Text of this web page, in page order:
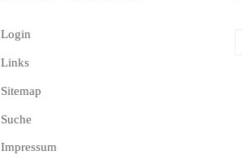
Login
Links
Sitemap
Suche
Impressum